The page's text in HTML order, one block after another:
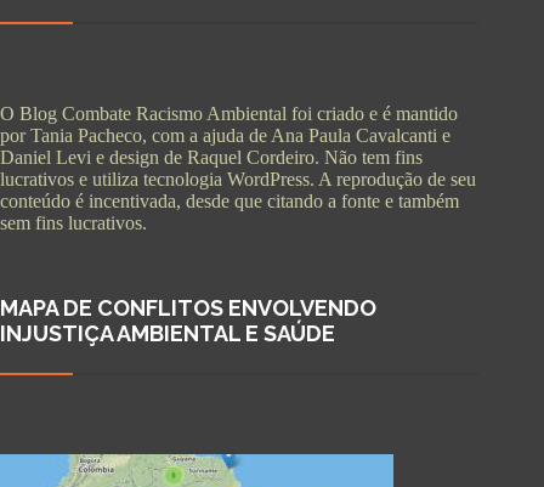
O Blog Combate Racismo Ambiental foi criado e é mantido
por Tania Pacheco, com a ajuda de Ana Paula Cavalcanti e
Daniel Levi e design de Raquel Cordeiro. Não tem fins
lucrativos e utiliza tecnologia WordPress. A reprodução de seu
conteúdo é incentivada, desde que citando a fonte e também
sem fins lucrativos.
MAPA DE CONFLITOS ENVOLVENDO
INJUSTIÇA AMBIENTAL E SAÚDE